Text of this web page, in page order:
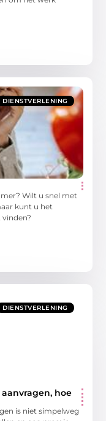
DIENSTVERLENING
Wilt u snel met
kunt u het
DIENSTVERLENING
hoe
is niet simpelweg